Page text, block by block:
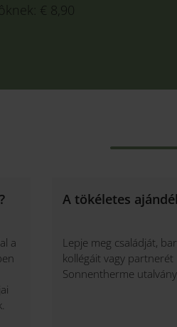
€ 8,90
a
A tökéletes
Lepje meg családját,
kollégáit vagy partnerét
Sonnentherme